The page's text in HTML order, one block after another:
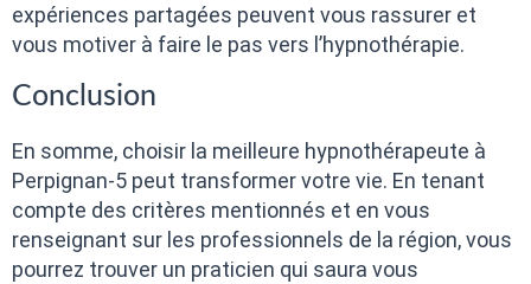
expériences partagées peuvent vous rassurer et
vous motiver à faire le pas vers l’hypnothérapie.
Conclusion
En somme, choisir la meilleure hypnothérapeute à
Perpignan-5 peut transformer votre vie. En tenant
compte des critères mentionnés et en vous
renseignant sur les professionnels de la région, vous
pourrez trouver un praticien qui saura vous